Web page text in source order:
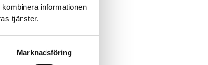
informationen
tjänster.
Marknadsföring